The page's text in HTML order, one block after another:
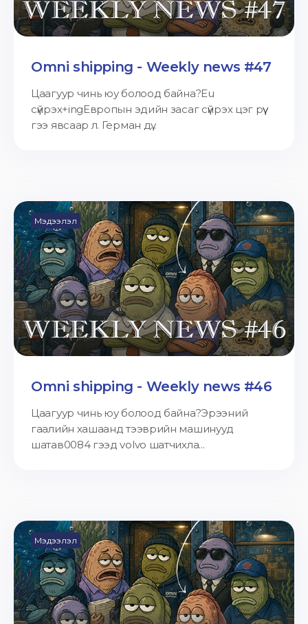
Omni shipping - Weekly news #47
Цаагуур чинь юу болоод байна?Eu
сүйрэх+ingЕвропын эдийн засаг сүйрэх цэг рүү
гээ явсаар л. Герман дү...
Мэдээлэл
Omni shipping - Weekly news #46
Цаагуур чинь юу болоод байна?Эрээний
гаалийн хашаанд тээврийн машинууд
шатав0084 гээд volvo шатчихла...
Мэдээлэл